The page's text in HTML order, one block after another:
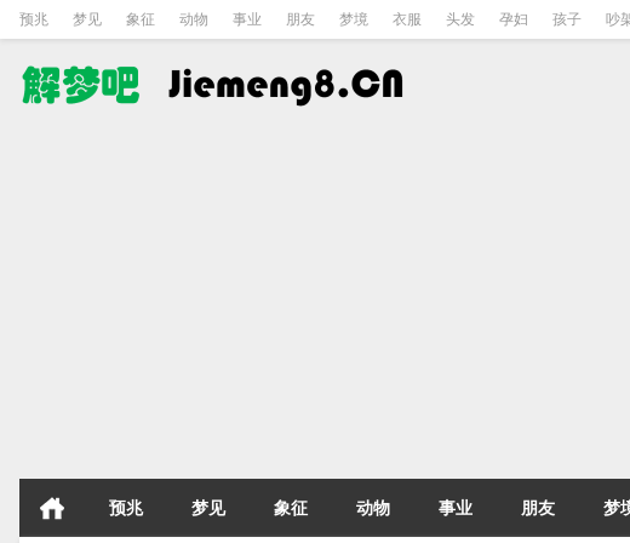
预兆 梦见 象征 动物 事业 朋友 梦境 衣服 头发 孕妇 孩子 吵
预兆 梦见 象征 动物 事业 朋友 梦